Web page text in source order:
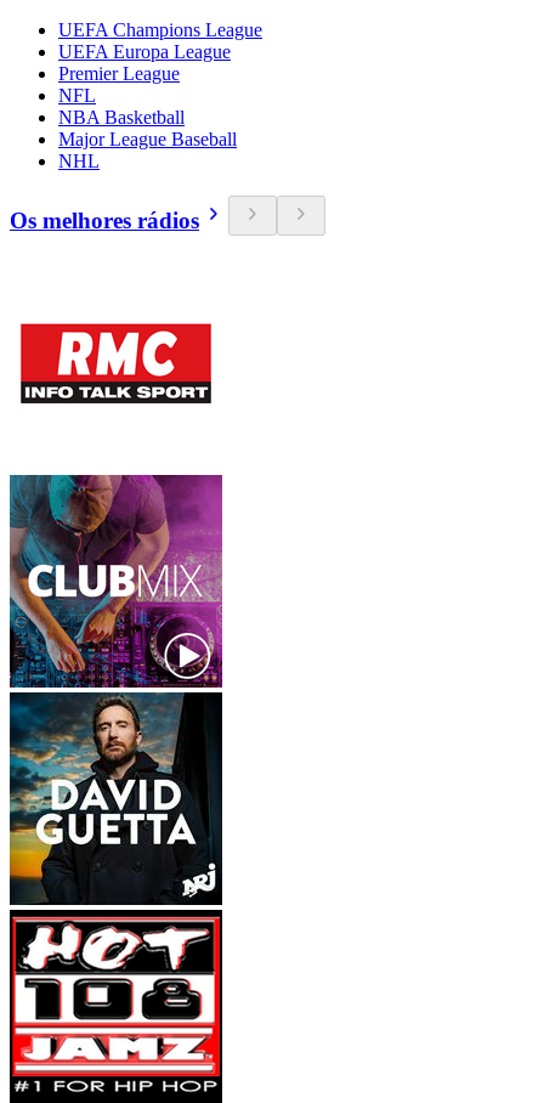
UEFA Champions League
UEFA Europa League
Premier League
NFL
NBA Basketball
Major League Baseball
NHL
Os melhores rádios